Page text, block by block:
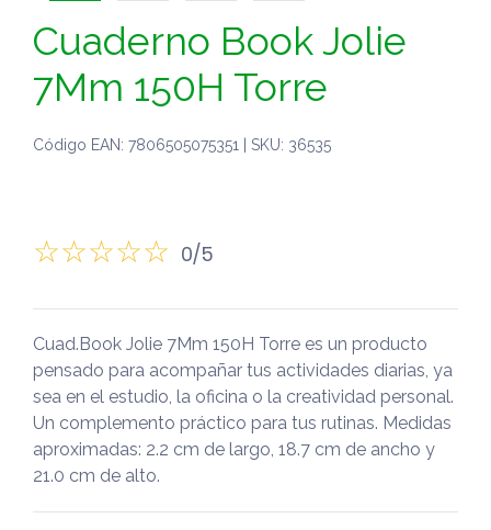
Cuaderno Book Jolie
7Mm 150H Torre
Código EAN: 7806505075351 | SKU: 36535
0/5
Cuad.Book Jolie 7Mm 150H Torre es un producto
pensado para acompañar tus actividades diarias, ya
sea en el estudio, la oficina o la creatividad personal.
Un complemento práctico para tus rutinas. Medidas
aproximadas: 2.2 cm de largo, 18.7 cm de ancho y
21.0 cm de alto.